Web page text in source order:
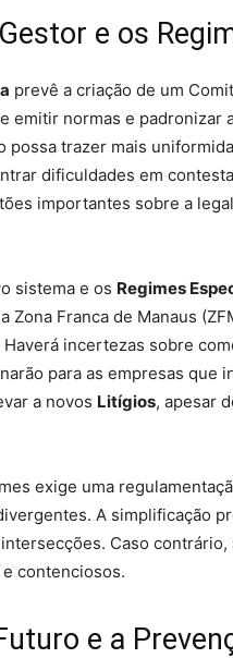
e os
prevê a criação de um
emitir normas e padronizar
possa trazer mais
dificuldades em
importantes sobre a
sistema e os Regimes
Zona Franca de Manaus
incertezas sobre
para as empresas que
a novos Litígios, apesar
exige uma
A simplificação
Caso
contenciosos.
e a